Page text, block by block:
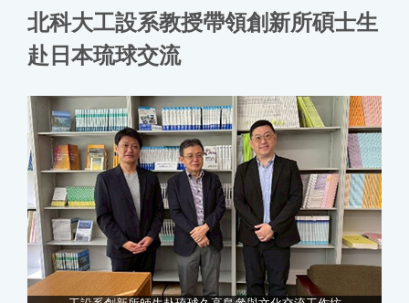
北科大工設系教授帶領創新所碩士生
赴日本琉球交流